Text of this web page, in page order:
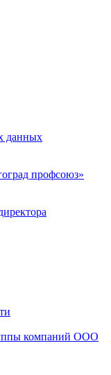
данных
профсоюз»
компаний ООО